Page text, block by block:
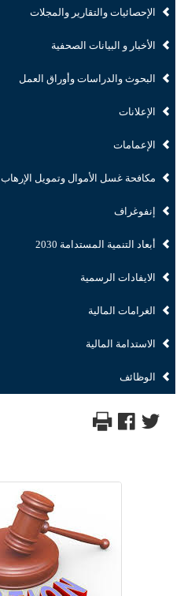
الإحصائيات والتقارير والمجلات
الأخبار و البيانات الصحفية
البحوث والدراسات وأوراق العمل
الإعلانات
الإعمامات
مكافحة غسل الأموال وتمويل الإرهاب
إنفوغراف
أبعاد التنمية المستدامة 2030
الايفادات الرسمية
الغرامات المالية
الاستدامة المالية
الوظائف